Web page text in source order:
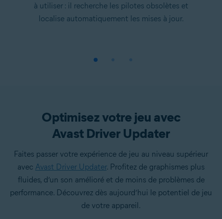
à utiliser : il recherche les pilotes obsolètes et
localise automatiquement les mises à jour.
Optimisez votre jeu avec
Avast Driver Updater
Faites passer votre expérience de jeu au niveau supérieur
avec Avast Driver Updater. Profitez de graphismes plus
fluides, d’un son amélioré et de moins de problèmes de
performance. Découvrez dès aujourd’hui le potentiel de jeu
de votre appareil.